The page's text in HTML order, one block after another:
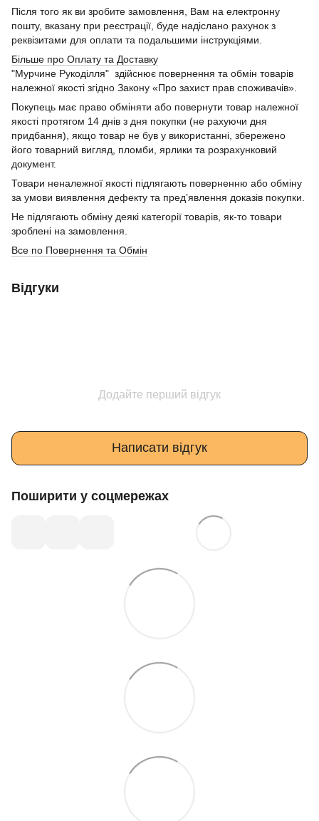
Після того як ви зробите замовлення, Вам на електронну
пошту, вказану при реєстрації, буде надіслано рахунок з
реквізитами для оплати та подальшими інструкціями.
Більше про Оплату та Доставку
"Мурчине Рукоділля" здійснює повернення та обмін товарів
належної якості згідно Закону «Про захист прав споживачів».
Покупець має право обміняти або повернути товар належної
якості протягом 14 днів з дня покупки (не рахуючи дня
придбання), якщо товар не був у використанні, збережено
його товарний вигляд, пломби, ярлики та розрахунковий
документ.
Товари неналежної якості підлягають поверненню або обміну
за умови виявлення дефекту та пред’явлення доказів покупки.
Не підлягають обміну деякі категорії товарів, як-то товари
зроблені на замовлення.
Все по Повернення та Обмін
Відгуки
Додайте перший відгук
Написати відгук
Поширити у соцмережах